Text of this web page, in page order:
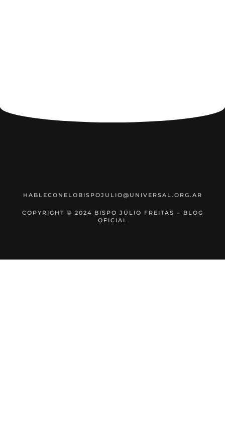
HABLECONELOBISPOJULIO@UNIVERSAL.ORG.AR
COPYRIGHT © 2024 BISPO JÚLIO FREITAS – BLOG
OFICIAL